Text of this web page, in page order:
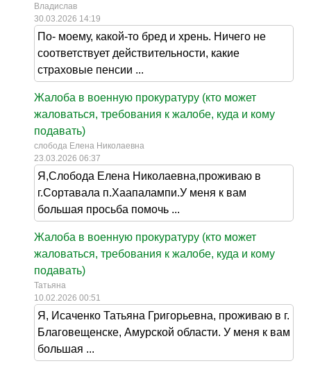
Владислав
30.03.2026 14:19
По- моему, какой-то бред и хрень. Ничего не
соответствует действительности, какие
страховые пенсии ...
Жалоба в военную прокуратуру (кто может
жаловаться, требования к жалобе, куда и кому
подавать)
слобода Елена Николаевна
23.03.2026 06:37
Я,Слобода Елена Николаевна,проживаю в
г.Сортавала п.Хаапалампи.У меня к вам
большая просьба помочь ...
Жалоба в военную прокуратуру (кто может
жаловаться, требования к жалобе, куда и кому
подавать)
Татьяна
10.02.2026 00:51
Я, Исаченко Татьяна Григорьевна, проживаю в г.
Благовещенске, Амурской области. У меня к вам
большая ...